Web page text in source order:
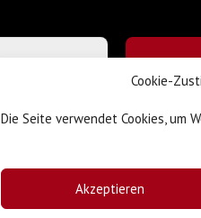
Cookie-
Die Seite verwendet Cookies, um
Akzeptieren